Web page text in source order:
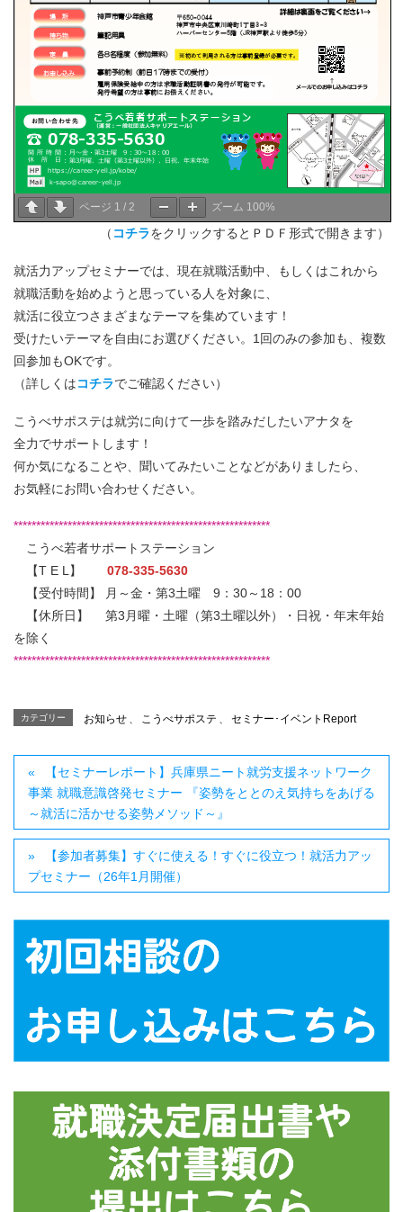
ページ 1 / 2 ズーム 100%
（ コチラをクリックするとＰＤＦ形式で開きます）
就活力アップセミナーでは、現在就職活動中、もしくはこれから
就職活動を始めようと思っている人を対象に、
就活に役立つさまざまなテーマを集めています！
受けたいテーマを自由にお選びください。1回のみの参加も、複数
回参加もOKです。
（詳しくはコチラでご確認ください）
こうべサポステは就労に向けて一歩を踏みだしたいアナタを
全力でサポートします！
何か気になることや、聞いてみたいことなどがありましたら、
お気軽にお問い合わせください。
*********************************************************
こうべ若者サポートステーション
【T E L】 078-335-5630
【受付時間】 月～金・第3土曜 9：30～18：00
【休所日】 第3月曜・土曜（第3土曜以外）・日祝・年末年始
を除く
*********************************************************
カテゴリー お知らせ 、 こうべサポステ 、 セミナー･イベントReport
【セミナーレポート】兵庫県ニート就労支援ネットワーク
事業 就職意識啓発セミナー 『姿勢をととのえ気持ちをあげる
～就活に活かせる姿勢メソッド～』
【参加者募集】すぐに使える！すぐに役立つ！就活力アッ
プセミナー（26年1月開催）